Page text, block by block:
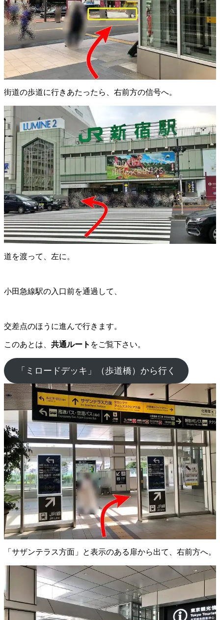
街道の歩道に行きあたったら、右前方の信号へ。
道を渡って、左に。
小田急線駅の入口前を通過して、
交差点のほうに進んで行きます。
このあとは、 共通ルート をご覧下さい。
「ミロードデッキ」（歩道橋）から行く
「サザンテラス方面」と表示のある扉から出て、右前方へ。